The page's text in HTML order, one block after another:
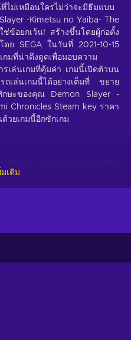
ไม่เหมือนใครไม่ว่าจะมีธีมแบบ
-Kimetsu no Yaiba- The
ข้อยกเว้น! สร้างขึ้นโดยผู้ก่อตั้ง
ย SEGA ในวันที่ 2021-10-15
มที่น่าดึงดูดเพื่อมอบความ
เล่นเกมที่คุ้มค่า เกมนี้เปิดตัวบน
ล่นเกมนี้ได้อย่างเต็มที่ ขยาย
กษะของคุณ Demon Slayer -
Chronicles Steam key ราคา
วยเกมนี้อีกซักเกม
key เหมาะสำหรับคุณ เป้าหมาย
คุณและเป็นผู้เล่นที่เก่งที่สุด!
คุกคามและอันตรายที่เป็นไปได้
The Hinokami Chronicles
นใจของคุณตั้งแต่นาทีแรกของ
หล่านี้ที่ช่วยยกระดับประสบการณ์
เติม